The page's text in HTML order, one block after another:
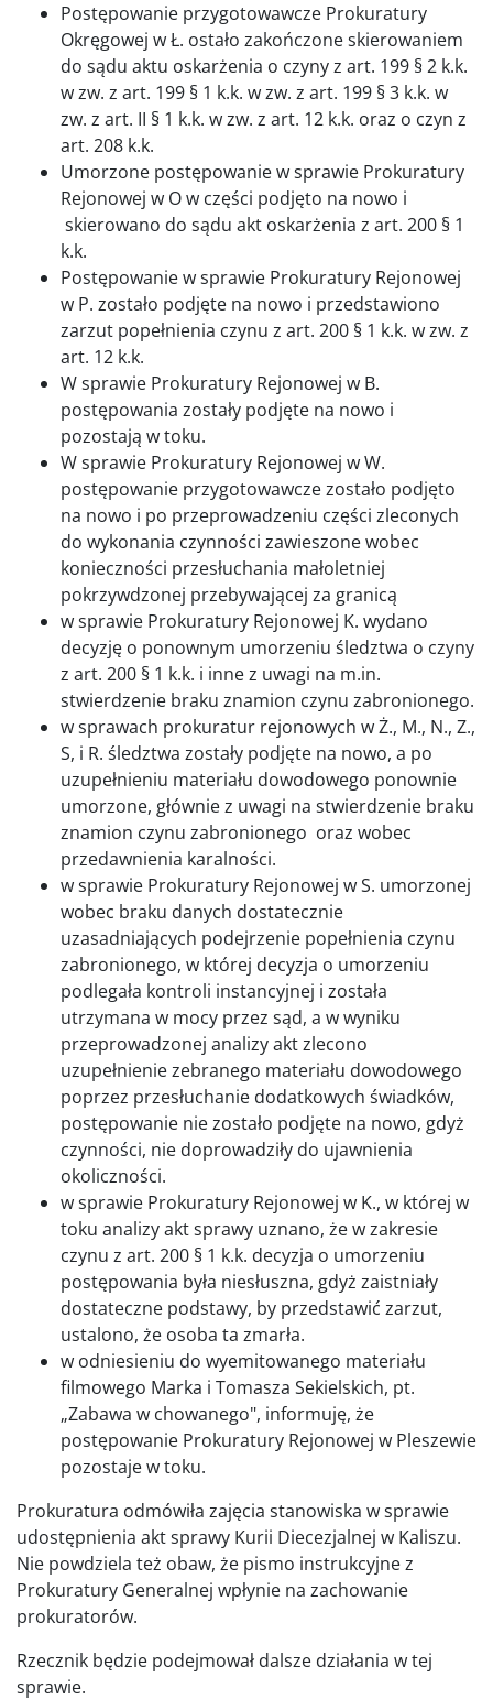
Postępowanie przygotowawcze Prokuratury
Okręgowej w Ł. ostało zakończone skierowaniem
do sądu aktu oskarżenia o czyny z art. 199 § 2 k.k.
w zw. z art. 199 § 1 k.k. w zw. z art. 199 § 3 k.k. w
zw. z art. II § 1 k.k. w zw. z art. 12 k.k. oraz o czyn z
art. 208 k.k.
Umorzone postępowanie w sprawie Prokuratury
Rejonowej w O w części podjęto na nowo i
skierowano do sądu akt oskarżenia z art. 200 § 1
k.k.
Postępowanie w sprawie Prokuratury Rejonowej
w P. zostało podjęte na nowo i przedstawiono
zarzut popełnienia czynu z art. 200 § 1 k.k. w zw. z
art. 12 k.k.
W sprawie Prokuratury Rejonowej w B.
postępowania zostały podjęte na nowo i
pozostają w toku.
W sprawie Prokuratury Rejonowej w W.
postępowanie przygotowawcze zostało podjęto
na nowo i po przeprowadzeniu części zleconych
do wykonania czynności zawieszone wobec
konieczności przesłuchania małoletniej
pokrzywdzonej przebywającej za granicą
w sprawie Prokuratury Rejonowej K. wydano
decyzję o ponownym umorzeniu śledztwa o czyny
z art. 200 § 1 k.k. i inne z uwagi na m.in.
stwierdzenie braku znamion czynu zabronionego.
w sprawach prokuratur rejonowych w Ż., M., N., Z.,
S, i R. śledztwa zostały podjęte na nowo, a po
uzupełnieniu materiału dowodowego ponownie
umorzone, głównie z uwagi na stwierdzenie braku
znamion czynu zabronionego oraz wobec
przedawnienia karalności.
w sprawie Prokuratury Rejonowej w S. umorzonej
wobec braku danych dostatecznie
uzasadniających podejrzenie popełnienia czynu
zabronionego, w której decyzja o umorzeniu
podlegała kontroli instancyjnej i została
utrzymana w mocy przez sąd, a w wyniku
przeprowadzonej analizy akt zlecono
uzupełnienie zebranego materiału dowodowego
poprzez przesłuchanie dodatkowych świadków,
postępowanie nie zostało podjęte na nowo, gdyż
czynności, nie doprowadziły do ujawnienia
okoliczności.
w sprawie Prokuratury Rejonowej w K., w której w
toku analizy akt sprawy uznano, że w zakresie
czynu z art. 200 § 1 k.k. decyzja o umorzeniu
postępowania była niesłuszna, gdyż zaistniały
dostateczne podstawy, by przedstawić zarzut,
ustalono, że osoba ta zmarła.
w odniesieniu do wyemitowanego materiału
filmowego Marka i Tomasza Sekielskich, pt.
„Zabawa w chowanego", informuję, że
postępowanie Prokuratury Rejonowej w Pleszewie
pozostaje w toku.
Prokuratura odmówiła zajęcia stanowiska w sprawie
udostępnienia akt sprawy Kurii Diecezjalnej w Kaliszu.
Nie powdziela też obaw, że pismo instrukcyjne z
Prokuratury Generalnej wpłynie na zachowanie
prokuratorów.
Rzecznik będzie podejmował dalsze działania w tej
sprawie.